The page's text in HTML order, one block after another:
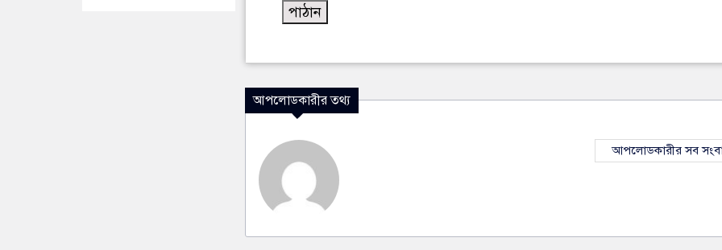
আপলোডকারীর তথ্য
আপলোডকারীর সব